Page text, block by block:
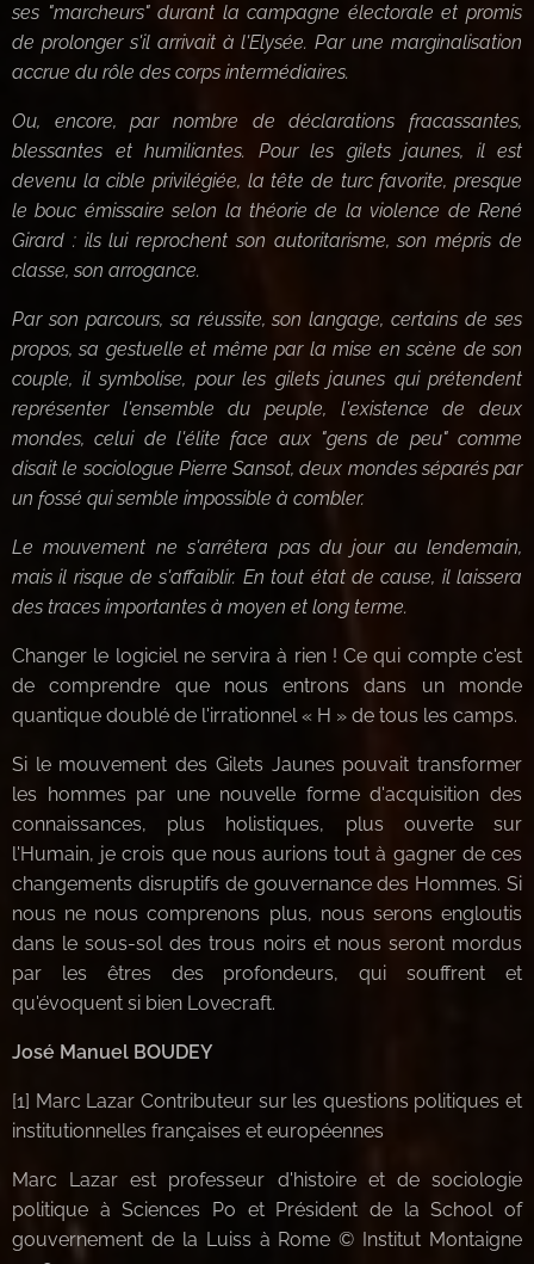
ses "marcheurs" durant la campagne électorale et promis
de prolonger s'il arrivait à l'Elysée. Par une marginalisation
accrue du rôle des corps intermédiaires.
Ou, encore, par nombre de déclarations fracassantes,
blessantes et humiliantes. Pour les gilets jaunes, il est
devenu la cible privilégiée, la tête de turc favorite, presque
le bouc émissaire selon la théorie de la violence de René
Girard : ils lui reprochent son autoritarisme, son mépris de
classe, son arrogance.
Par son parcours, sa réussite, son langage, certains de ses
propos, sa gestuelle et même par la mise en scène de son
couple, il symbolise, pour les gilets jaunes qui prétendent
représenter l'ensemble du peuple, l'existence de deux
mondes, celui de l'élite face aux "gens de peu" comme
disait le sociologue Pierre Sansot, deux mondes séparés par
un fossé qui semble impossible à combler.
Le mouvement ne s'arrêtera pas du jour au lendemain,
mais il risque de s'affaiblir. En tout état de cause, il laissera
des traces importantes à moyen et long terme.
Changer le logiciel ne servira à rien ! Ce qui compte c'est
de comprendre que nous entrons dans un monde
quantique doublé de l'irrationnel « H » de tous les camps.
Si le mouvement des Gilets Jaunes pouvait transformer
les hommes par une nouvelle forme d'acquisition des
connaissances, plus holistiques, plus ouverte sur
l'Humain, je crois que nous aurions tout à gagner de ces
changements disruptifs de gouvernance des Hommes. Si
nous ne nous comprenons plus, nous serons engloutis
dans le sous-sol des trous noirs et nous seront mordus
par les êtres des profondeurs, qui souffrent et
qu'évoquent si bien Lovecraft.
José Manuel BOUDEY
[1] Marc Lazar Contributeur sur les questions politiques et
institutionnelles françaises et européennes
Marc Lazar est professeur d'histoire et de sociologie
politique à Sciences Po et Président de la School of
gouvernement de la Luiss à Rome © Institut Montaigne